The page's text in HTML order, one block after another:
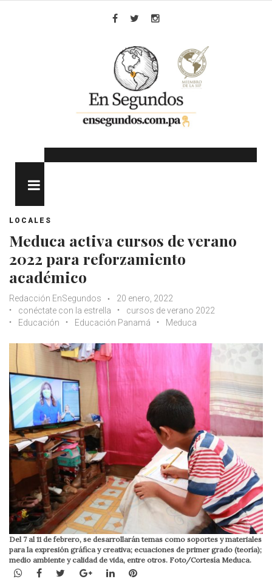
LOCALES
Meduca activa cursos de verano
2022 para reforzamiento
académico
Redacción EnSegundos
20 enero, 2022
conéctate con la estrella
cursos de verano 2022
Educación
Educación Panamá Meduca
Del 7 al 11 de febrero, se desarrollarán temas como soportes y materiales
para la expresión gráfica y creativa; ecuaciones de primer grado (teoría);
medio ambiente y calidad de vida, entre otros. Foto/Cortesía Meduca.
WhatsApp
Facebook
TwitterGoogle+LinkedInPinterest